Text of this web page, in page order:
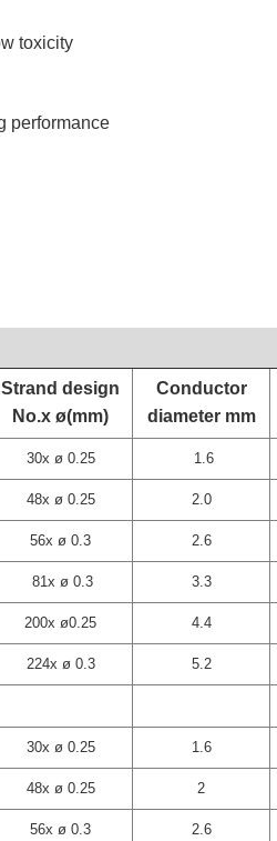
toxicity
performance
Strand design
No.x ø(mm)
Conductor
diameter mm
30x ø 0.25 1.6
48x ø 0.25 2.0
56x ø 0.3 2.6
81x ø 0.3 3.3
200x ø0.25 4.4
224x ø 0.3 5.2
30x ø 0.25 1.6
48x ø 0.25 2
56x ø 0.3 2.6